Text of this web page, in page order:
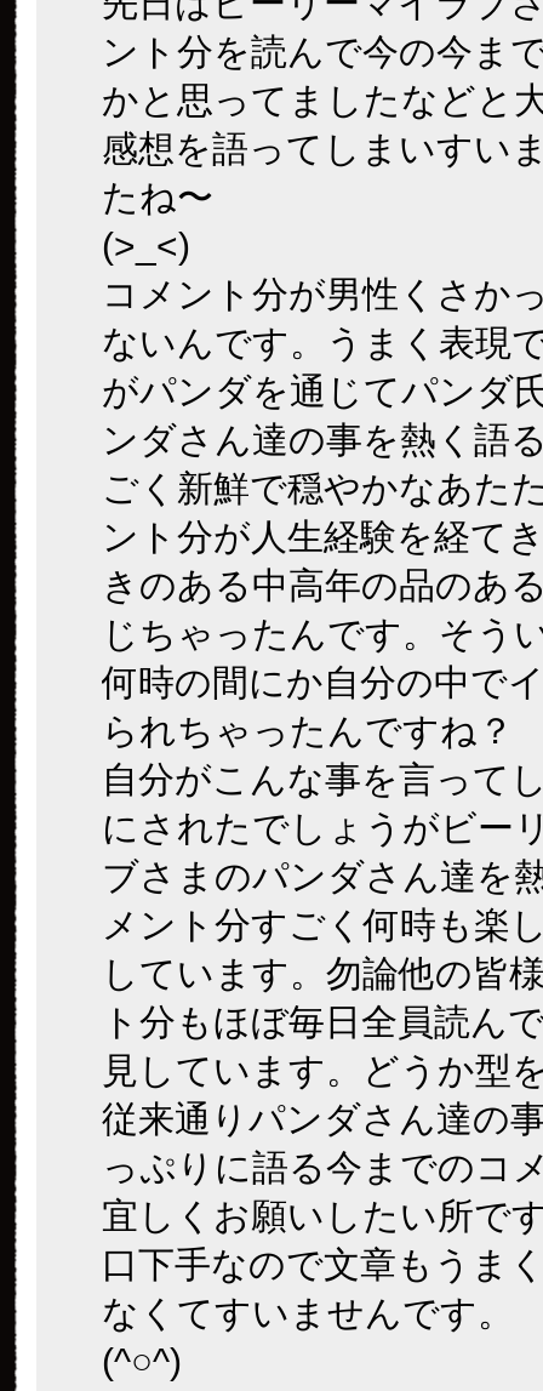
ント分を読んで今の今ま
かと思ってましたなどと
感想を語ってしまいすい
たね〜
(>_<)
コメント分が男性くさか
ないんです。うまく表現
がパンダを通じてパンダ
ンダさん達の事を熱く語
ごく新鮮で穏やかなあた
ント分が人生経験を経て
きのある中高年の品のあ
じちゃったんです。そう
何時の間にか自分の中で
られちゃったんですね？
自分がこんな事を言って
にされたでしょうがビー
ブさまのパンダさん達を
メント分すごく何時も楽
しています。勿論他の皆
ト分もほぼ毎日全員読ん
見しています。どうか型
従来通りパンダさん達の
っぷりに語る今までのコ
宜しくお願いしたい所で
口下手なので文章もうま
なくてすいませんです。
(^○^)